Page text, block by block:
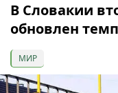
В Словакии
обновлен
МИР